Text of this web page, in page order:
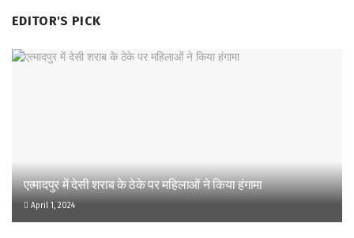
EDITOR'S PICK
एत्मादपुर में देसी शराब के ठेके पर महिलाओं ने किया हंगामा
April 1, 2024